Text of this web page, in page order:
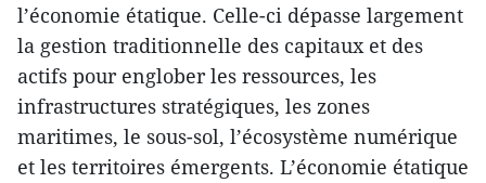
l’économie étatique. Celle-ci dépasse largement
la gestion traditionnelle des capitaux et des
actifs pour englober les ressources, les
infrastructures stratégiques, les zones
maritimes, le sous-sol, l’écosystème numérique
et les territoires émergents. L’économie étatique